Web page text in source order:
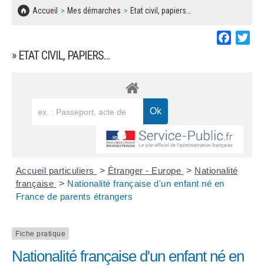
Accueil Mes démarches Etat civil, papiers…
» ETAT CIVIL, PAPIERS…
Accueil particuliers > Étranger - Europe > Nationalité
française > Nationalité française d'un enfant né en
France de parents étrangers
Fiche pratique
Nationalité française d'un enfant né en
CONCERTATIONS PUBLIQUES
SOLIDARITÉ, LOGEMENT
SÉNIORS
DECHETS
BESOIN D'UNE AIDE ?
LES ASSOCIATIONS
MARCHÉS PUBLICS
DOCUMENT D'INFORMATION COMMUNAL
REGLEMENT LOCAL DE PUBLICITÉ
DECLARATION DE DEMARCHAGE
DOSSIER DE DEMANDE DE SUBVENTION
DEMANDE DE PRÊT DE MATERIEL
FICHE D'ORGANISATION MANIFESTATION
PLAN D'ACTION MUNICIPAL